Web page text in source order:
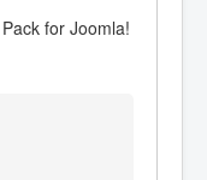
for Joomla!